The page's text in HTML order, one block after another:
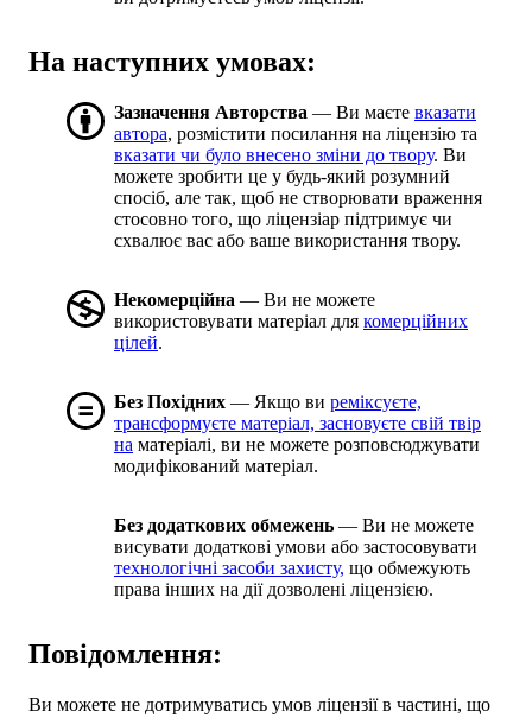
На наступних умовах:
Зазначення Авторства — Ви маєте вказати
автора, розмістити посилання на ліцензію та
вказати чи було внесено зміни до твору. Ви
можете зробити це у будь-який розумний
спосіб, але так, щоб не створювати враження
стосовно того, що ліцензіар підтримує чи
схвалює вас або ваше використання твору.
Некомерційна — Ви не можете
використовувати матеріал для комерційних
цілей.
Без Похідних — Якщо ви реміксуєте,
трансформуєте матеріал, засновуєте свій твір
на матеріалі, ви не можете розповсюджувати
модифікований матеріал.
Без додаткових обмежень — Ви не можете
висувати додаткові умови або застосовувати
технологічні засоби захисту, що обмежують
права інших на дії дозволені ліцензією.
Повідомлення:
Ви можете не дотримуватись умов ліцензії в частині, що